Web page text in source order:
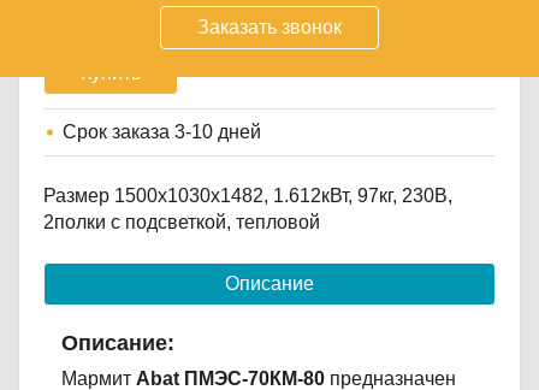
Заказать звонок
Купить
Срок заказа 3-10 дней
Размер 1500x1030x1482, 1.612кВт, 97кг, 230В,
2полки с подсветкой, тепловой
Описание
Описание:
Мармит Abat ПМЭС-70КМ-80 предназначен